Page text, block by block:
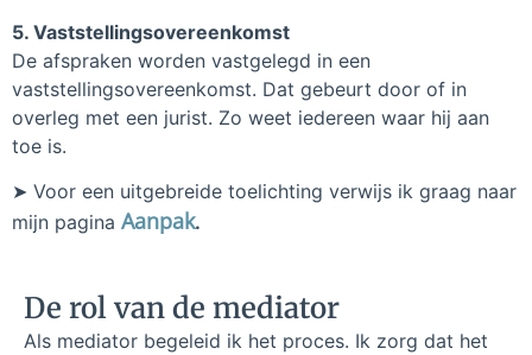
5. Vaststellingsovereenkomst
De afspraken worden vastgelegd in een
vaststellingsovereenkomst. Dat gebeurt door of in
overleg met een jurist. Zo weet iedereen waar hij aan
toe is.
➤ Voor een uitgebreide toelichting verwijs ik graag naar
mijn pagina Aanpak.
De rol van de mediator
Als mediator begeleid ik het proces. Ik zorg dat het